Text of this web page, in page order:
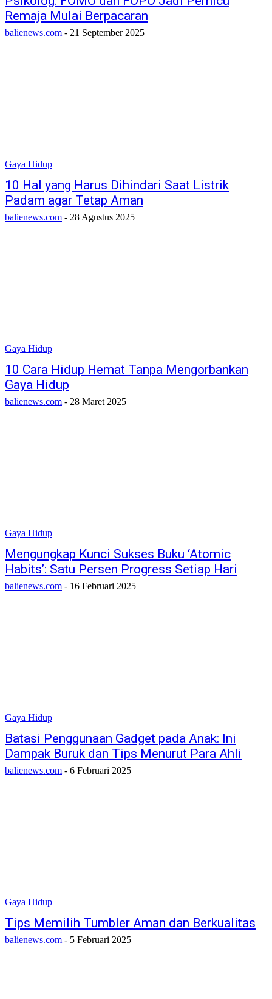
Remaja Mulai Berpacaran
balienews.com - 21 September 2025
Gaya Hidup
10 Hal yang Harus Dihindari Saat Listrik
Padam agar Tetap Aman
balienews.com - 28 Agustus 2025
Gaya Hidup
10 Cara Hidup Hemat Tanpa Mengorbankan
Gaya Hidup
balienews.com - 28 Maret 2025
Gaya Hidup
Mengungkap Kunci Sukses Buku ‘Atomic
Habits’: Satu Persen Progress Setiap Hari
balienews.com - 16 Februari 2025
Gaya Hidup
Batasi Penggunaan Gadget pada Anak: Ini
Dampak Buruk dan Tips Menurut Para Ahli
balienews.com - 6 Februari 2025
Gaya Hidup
Tips Memilih Tumbler Aman dan Berkualitas
balienews.com - 5 Februari 2025